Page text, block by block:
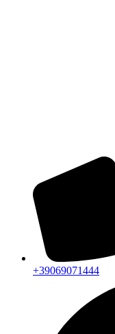
+39069071444